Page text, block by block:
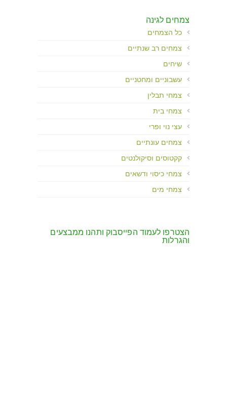
צמחים לגינה
כל הצמחים
צמחים רב שנתיים
שיחים
עשבוניים ומחטניים
צמחי תבלין
צמחי בית
עצי נוי ופרי
צמחים עונתיים
קקטוסים וסיקולנטים
צמחי כיסוי ודשאים
צמחי מים
הצטרפו לעמוד הפייסבוק ותהנו ממבצעים
והגרלות